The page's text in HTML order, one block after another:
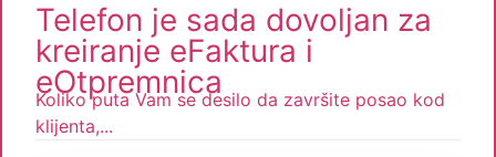
Telefon je sada dovoljan za
kreiranje eFaktura i
eOtpremnica
Koliko puta Vam se desilo da završite posao kod
klijenta,...